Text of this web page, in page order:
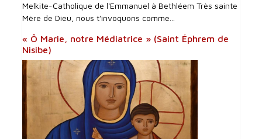
Melkite-Catholique de l'Emmanuel à Bethléem Très sainte
Mère de Dieu, nous t'invoquons comme...
« Ô Marie, notre Médiatrice » (Saint Éphrem de
Nisibe)